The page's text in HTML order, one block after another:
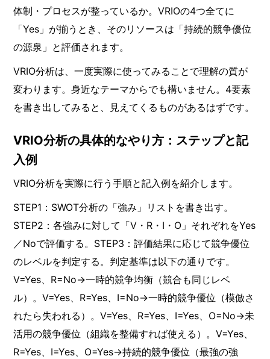
体制・プロセスが整っているか。VRIOの4つ全てに
「Yes」が揃うとき、そのリソースは「持続的競争優位
の源泉」と評価されます。
VRIO分析は、一度実際に使ってみることで理解の質が
変わります。身近なテーマからでも構いません。4要素
を書き出してみると、見えてくるものがあるはずです。
VRIO分析の具体的なやり方：ステップと記
入例
VRIO分析を実際に行う手順と記入例を紹介します。
STEP1：SWOT分析の「強み」リストを書き出す。
STEP2：各強みに対して「V・R・I・O」それぞれをYes
／Noで評価する。STEP3：評価結果に応じて競争優位
のレベルを判定する。判定基準は以下の通りです。
V=Yes、R=No→一時的競争均衡（競合も同じレベ
ル）。V=Yes、R=Yes、I=No→一時的競争優位（模倣さ
れたら失われる）。V=Yes、R=Yes、I=Yes、O=No→未
活用の競争優位（組織を整備すれば使える）。V=Yes、
R=Yes、I=Yes、O=Yes→持続的競争優位（最強の強